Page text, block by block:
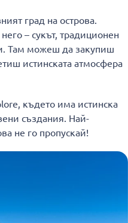
град на острова.
– сукът, традиционен
Там можеш да закупиш
истинската атмосфера
където има истинска
създания. Най-
не го пропускай!